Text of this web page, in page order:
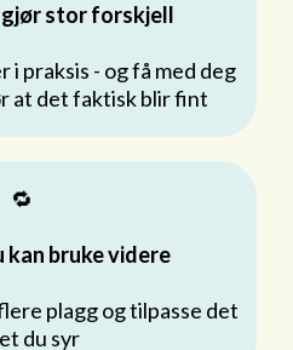
gjør stor forskjell
i praksis - og få med deg
at det faktisk blir fint
🔁
kan bruke videre
plagg og tilpasse det
du syr